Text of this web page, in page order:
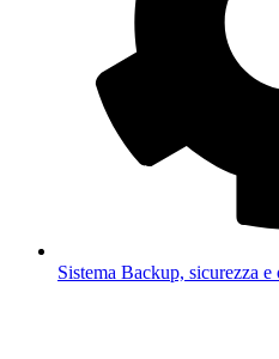
Sistema Backup, sicurezza